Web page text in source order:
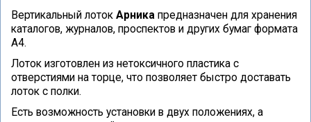
Вертикальный лоток Арника предназначен для хранения
каталогов, журналов, проспектов и других бумаг формата
А4.
Лоток изготовлен из нетоксичного пластика с
отверстиями на торце, что позволяет быстро доставать
лоток с полки.
Есть возможность установки в двух положениях, а